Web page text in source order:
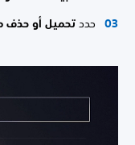
حددتحميل أو حذف من